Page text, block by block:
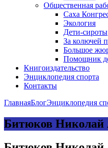
Общественная
Саха
Экология
Дети-сироты
За колючей
Большое
Помощник
Книгоиздательство
Энциклопедия спорта
Контакты
ГлавнаяБлогЭнциклопедия
Битюков Николай